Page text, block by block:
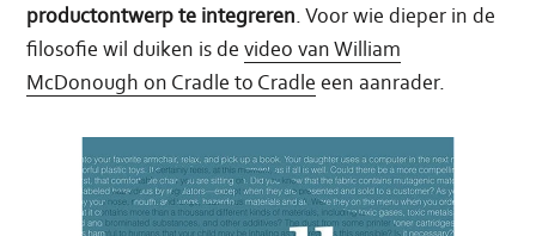
productontwerp te integreren. Voor wie dieper in de
filosofie wil duiken is devideo van William
McDonough on Cradle to Cradle een aanrader.